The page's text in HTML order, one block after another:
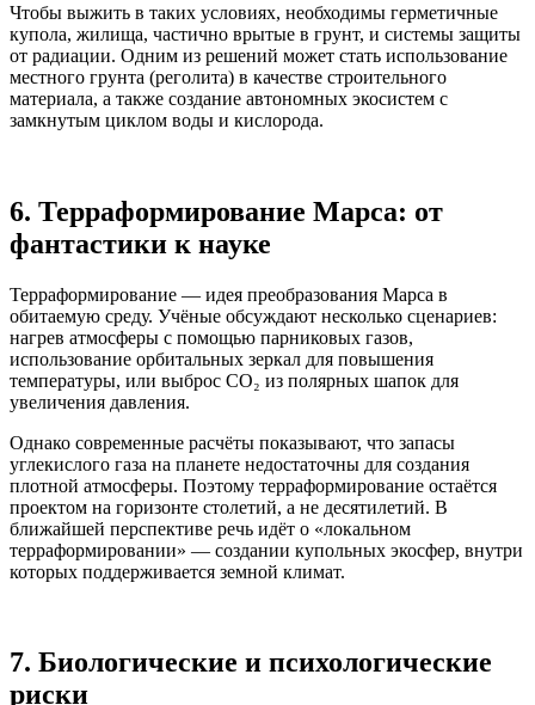
Чтобы выжить в таких условиях, необходимы герметичные
купола, жилища, частично врытые в грунт, и системы защиты
от радиации. Одним из решений может стать использование
местного грунта (реголита) в качестве строительного
материала, а также создание автономных экосистем с
замкнутым циклом воды и кислорода.
6. Терраформирование Марса: от
фантастики к науке
Терраформирование — идея преобразования Марса в
обитаемую среду. Учёные обсуждают несколько сценариев:
нагрев атмосферы с помощью парниковых газов,
использование орбитальных зеркал для повышения
температуры, или выброс CO₂ из полярных шапок для
увеличения давления.
Однако современные расчёты показывают, что запасы
углекислого газа на планете недостаточны для создания
плотной атмосферы. Поэтому терраформирование остаётся
проектом на горизонте столетий, а не десятилетий. В
ближайшей перспективе речь идёт о «локальном
терраформировании» — создании купольных экосфер, внутри
которых поддерживается земной климат.
7. Биологические и психологические
риски